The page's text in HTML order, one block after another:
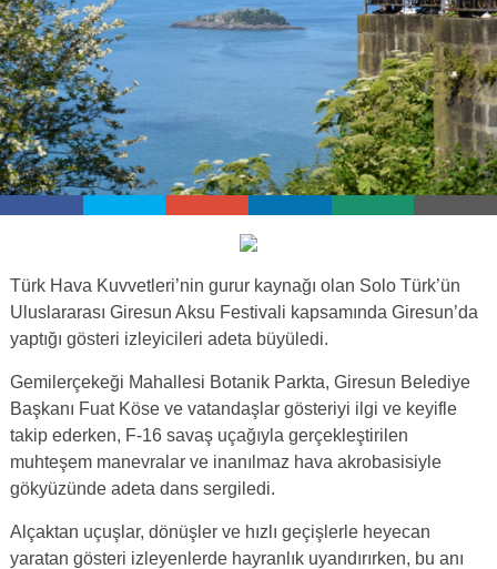
Türk Hava Kuvvetleri’nin gurur kaynağı olan Solo Türk’ün
Uluslararası Giresun Aksu Festivali kapsamında Giresun’da
yaptığı gösteri izleyicileri adeta büyüledi.
Gemilerçekeği Mahallesi Botanik Parkta, Giresun Belediye
Başkanı Fuat Köse ve vatandaşlar gösteriyi ilgi ve keyifle
takip ederken, F-16 savaş uçağıyla gerçekleştirilen
muhteşem manevralar ve inanılmaz hava akrobasisiyle
gökyüzünde adeta dans sergiledi.
Alçaktan uçuşlar, dönüşler ve hızlı geçişlerle heyecan
yaratan gösteri izleyenlerde hayranlık uyandırırken, bu anı